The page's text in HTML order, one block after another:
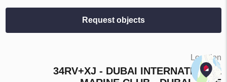
Request objects
Location
34RV+XJ - DUBAI INTERNATIONAL